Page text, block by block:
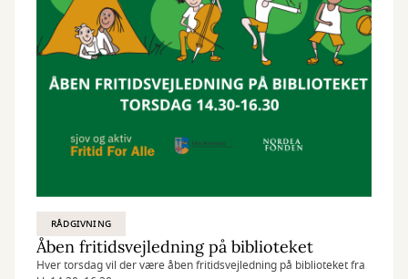
RÅDGIVNING
Åben fritidsvejledning på biblioteket
Hver torsdag vil der være åben fritidsvejledning på biblioteket fra